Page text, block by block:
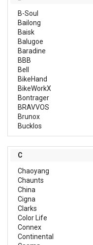
B-Soul
Bailong
Baisk
Balugoe
Baradine
BBB
Bell
BikeHand
BikeWorkX
Bontrager
BRAVVOS
Brunox
Bucklos
C
Chaoyang
Chaunts
China
Cigna
Clarks
Color Life
Connex
Continental